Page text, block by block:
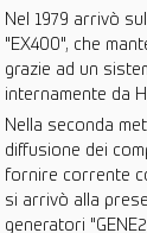
Nel 1979 arrivò
"EX400", che
grazie ad un
internamente da
Nella seconda
diffusione dei
fornire corrente
si arrivò alla
generatori